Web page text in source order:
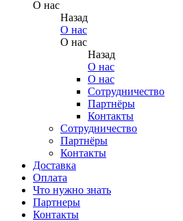
О нас
Назад
О нас
О нас
Назад
О нас
О нас
Сотрудничество
Партнёры
Контакты
Сотрудничество
Партнёры
Контакты
Доставка
Оплата
Что нужно знать
Партнеры
Контакты